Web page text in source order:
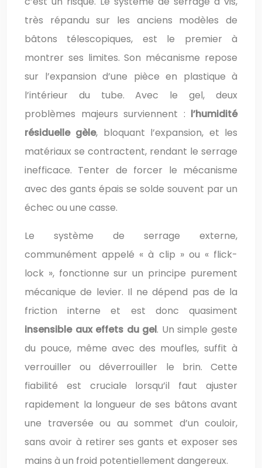
très répandu sur les anciens modèles de
bâtons télescopiques, est le premier à
montrer ses limites. Son mécanisme repose
sur l’expansion d’une pièce en plastique à
l’intérieur du tube. Avec le gel, deux
problèmes majeurs surviennent : l’humidité
résiduelle gèle, bloquant l’expansion, et les
matériaux se contractent, rendant le serrage
inefficace. Tenter de forcer le mécanisme
avec des gants épais se solde souvent par un
échec ou une casse.
Le système de serrage externe,
communément appelé « à clip » ou « flick-
lock », fonctionne sur un principe purement
mécanique de levier. Il ne dépend pas de la
friction interne et est donc quasiment
insensible aux effets du gel. Un simple geste
du pouce, même avec des moufles, suffit à
verrouiller ou déverrouiller le brin. Cette
fiabilité est cruciale lorsqu’il faut ajuster
rapidement la longueur de ses bâtons avant
une traversée ou au sommet d’un couloir,
sans avoir à retirer ses gants et exposer ses
mains à un froid potentiellement dangereux.